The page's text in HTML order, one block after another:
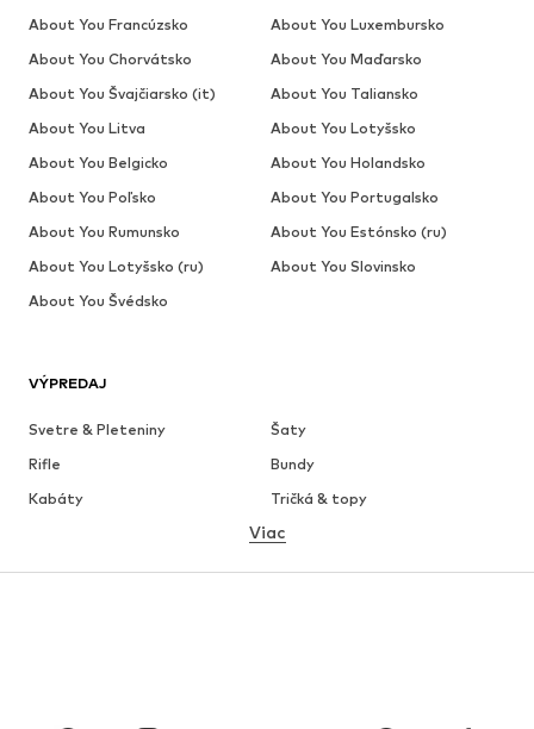
VÝPREDAJ
Svetre & Pleteniny
Šaty
Rifle
Bundy
Kabáty
Tričká & topy
Bielizeň
Viac
About You Francúzsko
About You Luxembursko
About You Chorvátsko
About You Maďarsko
About You Švajčiarsko (it)
About You Taliansko
About You Litva
About You Lotyšsko
About You Belgicko
About You Holandsko
About You Poľsko
About You Portugalsko
About You Rumunsko
About You Estónsko (ru)
About You Lotyšsko (ru)
About You Slovinsko
About You Švédsko